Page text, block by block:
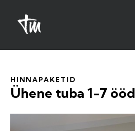
HINNAPAKETID
Ühene tuba 1-7 ööd